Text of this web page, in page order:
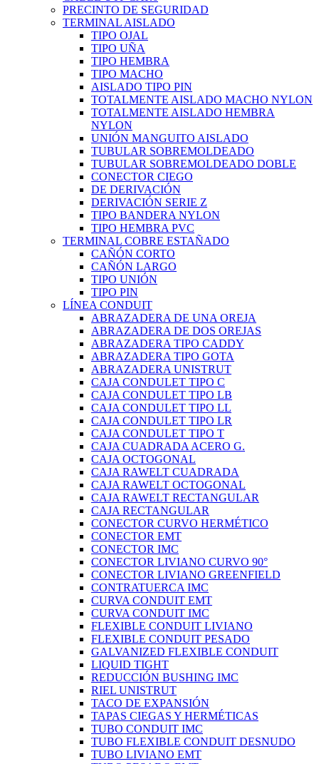
PRECINTO DE SEGURIDAD
TERMINAL AISLADO
TIPO OJAL
TIPO UÑA
TIPO HEMBRA
TIPO MACHO
AISLADO TIPO PIN
TOTALMENTE AISLADO MACHO NYLON
TOTALMENTE AISLADO HEMBRA
NYLON
UNIÓN MANGUITO AISLADO
TUBULAR SOBREMOLDEADO
TUBULAR SOBREMOLDEADO DOBLE
CONECTOR CIEGO
DE DERIVACIÓN
DERIVACIÓN SERIE Z
TIPO BANDERA NYLON
TIPO HEMBRA PVC
TERMINAL COBRE ESTAÑADO
CAÑÓN CORTO
CAÑÓN LARGO
TIPO UNIÓN
TIPO PIN
LÍNEA CONDUIT
ABRAZADERA DE UNA OREJA
ABRAZADERA DE DOS OREJAS
ABRAZADERA TIPO CADDY
ABRAZADERA TIPO GOTA
ABRAZADERA UNISTRUT
CAJA CONDULET TIPO C
CAJA CONDULET TIPO LB
CAJA CONDULET TIPO LL
CAJA CONDULET TIPO LR
CAJA CONDULET TIPO T
CAJA CUADRADA ACERO G.
CAJA OCTOGONAL
CAJA RAWELT CUADRADA
CAJA RAWELT OCTOGONAL
CAJA RAWELT RECTANGULAR
CAJA RECTANGULAR
CONECTOR CURVO HERMÉTICO
CONECTOR EMT
CONECTOR IMC
CONECTOR LIVIANO CURVO 90°
CONECTOR LIVIANO GREENFIELD
CONTRATUERCA IMC
CURVA CONDUIT EMT
CURVA CONDUIT IMC
FLEXIBLE CONDUIT LIVIANO
FLEXIBLE CONDUIT PESADO
GALVANIZED FLEXIBLE CONDUIT
LIQUID TIGHT
REDUCCIÓN BUSHING IMC
RIEL UNISTRUT
TACO DE EXPANSIÓN
TAPAS CIEGAS Y HERMÉTICAS
TUBO CONDUIT IMC
TUBO FLEXIBLE CONDUIT DESNUDO
TUBO LIVIANO EMT